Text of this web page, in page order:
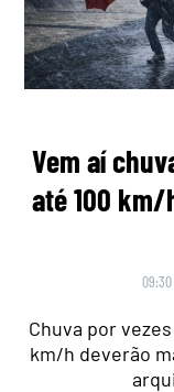
Vem aí
até 100 km/
Chuva por
km/h deverão